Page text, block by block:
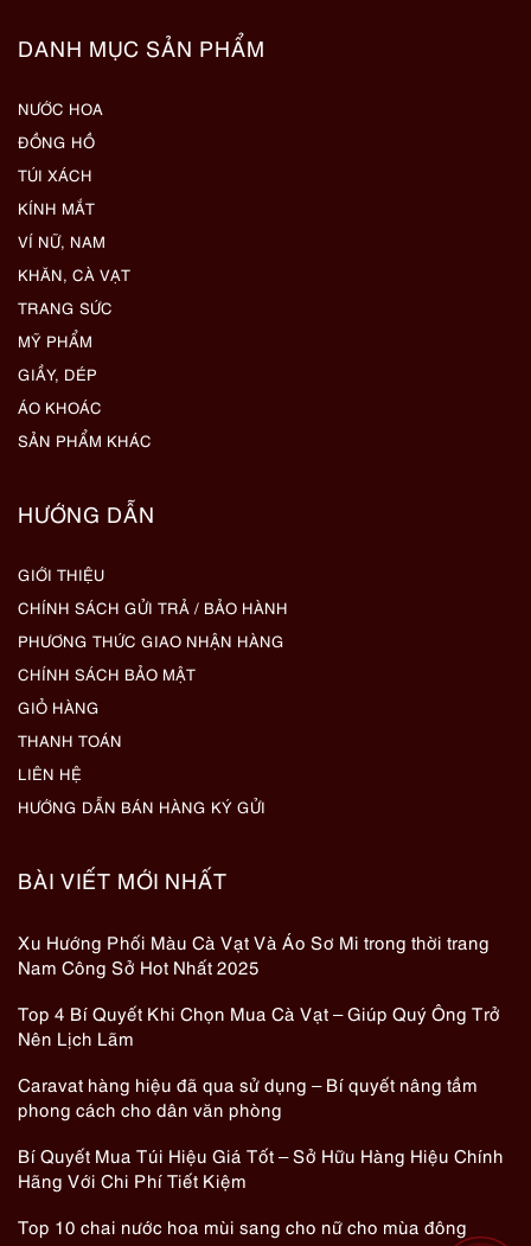
DANH MỤC SẢN PHẨM
NƯỚC HOA
ĐỒNG HỒ
TÚI XÁCH
KÍNH MẮT
VÍ NỮ, NAM
KHĂN, CÀ VẠT
TRANG SỨC
MỸ PHẨM
GIẦY, DÉP
ÁO KHOÁC
SẢN PHẨM KHÁC
HƯỚNG DẪN
GIỚI THIỆU
CHÍNH SÁCH GỬI TRẢ / BẢO HÀNH
PHƯƠNG THỨC GIAO NHẬN HÀNG
CHÍNH SÁCH BẢO MẬT
GIỎ HÀNG
THANH TOÁN
LIÊN HỆ
HƯỚNG DẪN BÁN HÀNG KÝ GỬI
BÀI VIẾT MỚI NHẤT
Xu Hướng Phối Màu Cà Vạt Và Áo Sơ Mi trong thời trang
Nam Công Sở Hot Nhất 2025
Top 4 Bí Quyết Khi Chọn Mua Cà Vạt – Giúp Quý Ông Trở
Nên Lịch Lãm
Caravat hàng hiệu đã qua sử dụng – Bí quyết nâng tầm
phong cách cho dân văn phòng
Bí Quyết Mua Túi Hiệu Giá Tốt – Sở Hữu Hàng Hiệu Chính
Hãng Với Chi Phí Tiết Kiệm
Top 10 chai nước hoa mùi sang cho nữ cho mùa đông